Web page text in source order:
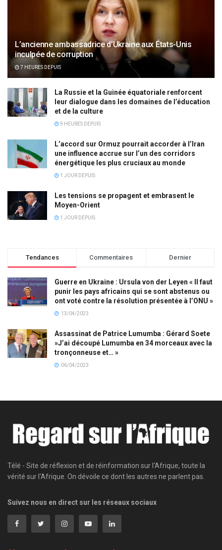
L’ancienne ambassadrice d’Ukraine aux États-Unis
inculpée de corruption
7 HEURES DEPUIS
La Russie et la Guinée équatoriale renforcent
leur dialogue dans les domaines de l’éducation
et de la culture
9 HEURES DEPUIS
L’accord sur Ormuz pourrait accorder à l’Iran
une influence accrue sur l’un des corridors
énergétique les plus cruciaux au monde
1 JOUR DEPUIS
Les tensions se propagent et embrasent le
Moyen-Orient
1 JOUR DEPUIS
Tendances Commentaires Dernier
Guerre en Ukraine : Ursula von der Leyen « Il faut
punir les pays africains qui se sont abstenus ou
ont voté contre la résolution présentée à l’ONU »
13/04/2023
Assassinat de Patrice Lumumba : Gérard Soete
»J’ai découpé Lumumba en 34 morceaux avec la
tronçonneuse et… »
06/04/2023
Télé - Site de réflexion et de réinformation sur l'Afrique, toute la
vérité sur l'Afrique. On dévoile ce dont les autres ne parlent pas.
Suivez nous en direct sur les réseaux sociaux